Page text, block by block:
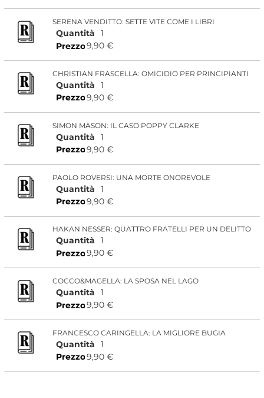
SERENA VENDITTO: SETTE VITE COME I LIBRI
Quantità
1
Prezzo9,90 €
CHRISTIAN FRASCELLA: OMICIDIO PER PRINCIPIANTI
Quantità
1
Prezzo9,90 €
SIMON MASON: IL CASO POPPY CLARKE
Quantità
1
Prezzo9,90 €
PAOLO ROVERSI: UNA MORTE ONOREVOLE
Quantità
1
Prezzo9,90 €
HAKAN NESSER: QUATTRO FRATELLI PER UN DELITTO
Quantità
1
Prezzo9,90 €
COCCO&MAGELLA: LA SPOSA NEL LAGO
Quantità
1
Prezzo9,90 €
FRANCESCO CARINGELLA: LA MIGLIORE BUGIA
Quantità
1
Prezzo9,90 €